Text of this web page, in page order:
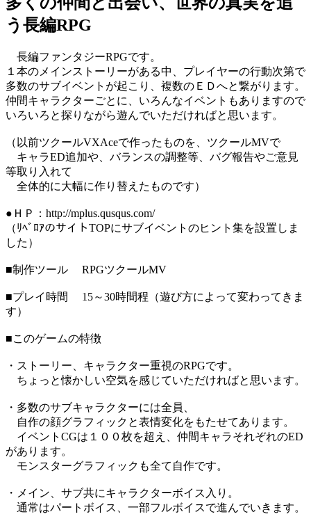
う長編RPG
長編ファンタジーRPGです。
１本のメインストーリーがある中、プレイヤーの行動次第で
多数のサブイベントが起こり、複数のＥＤへと繋がります。
仲間キャラクターごとに、いろんなイベントもありますので
いろいろと探りながら遊んでいただければと思います。
（以前ツクールVXAceで作ったものを、ツクールMVで
キャラED追加や、バランスの調整等、バグ報告やご意見
等取り入れて
全体的に大幅に作り替えたものです）
●ＨＰ：http://mplus.qusqus.com/
（ﾘﾍﾞﾛｱのサイトTOPにサブイベントのヒント集を設置しま
した）
■制作ツール RPGツクールMV
■プレイ時間 15～30時間程（遊び方によって変わってきま
す）
■このゲームの特徴
・ストーリー、キャラクター重視のRPGです。
ちょっと懐かしい空気を感じていただければと思います。
・多数のサブキャラクターには全員、
自作の顔グラフィックと表情変化をもたせてあります。
イベントCGは１００枚を超え、仲間キャラそれぞれのED
があります。
モンスターグラフィックも全て自作です。
・メイン、サブ共にキャラクターボイス入り。
通常はパートボイス、一部フルボイスで進んでいきます。